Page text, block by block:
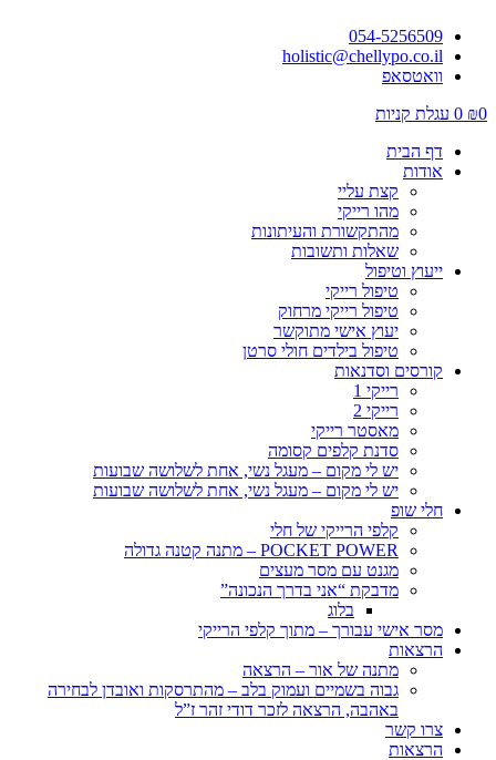
054-5256509
holistic@chellypo.co.il
וואטסאפ
₪0
0 עגלת קניות
דף הבית
אודות
קצת עליי
מהו רייקי
מהתקשורת והעיתונות
שאלות ותשובות
ייעוץ וטיפול
טיפול רייקי
טיפול רייקי מרחוק
יעוץ אישי מתוקשר
טיפול בילדים חולי סרטן
קורסים וסדנאות
רייקי 1
רייקי 2
מאסטר רייקי
סדנת קלפים קסומה
יש לי מקום – מעגל נשי, אחת לשלושה שבועות
יש לי מקום – מעגל נשי, אחת לשלושה שבועות
חלי שופ
קלפי הרייקי של חלי
POCKET POWER – מתנה קטנה גדולה
מגנט עם מסר מעצים
מדבקת “אני בדרך הנכונה”
בלוג
מסר אישי עבורך – מתוך קלפי הרייקי
הרצאות
מתנה של אור – הרצאה
גבוה בשמיים ועמוק בלב – מהתרסקות ואובדן לבחירה
באהבה, הרצאה לזכר דודי זהר ז”ל
צרו קשר
הרצאות